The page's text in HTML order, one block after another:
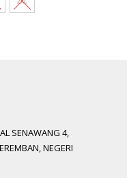
SENAWANG 4,
NEGERI